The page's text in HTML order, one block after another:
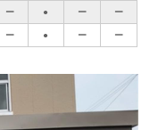
ー ● ー
ー
ー ● ー ー